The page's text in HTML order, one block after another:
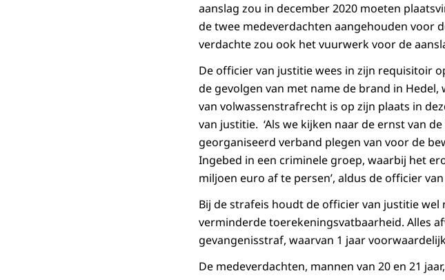
aanslag zou in december 2020 moeten
de twee medeverdachten aangehouden voor
verdachte zou ook het vuurwerk voor de
De officier van justitie wees in zijn requisitoir
de gevolgen van met name de brand in
van volwassenstrafrecht is op zijn plaats in
van justitie. ‘Als we kijken naar de ernst van
georganiseerd verband plegen van voor de
Ingebed in een criminele groep, waarbij het
miljoen euro af te persen’, aldus de officier
Bij de strafeis houdt de officier van justitie
verminderde toerekeningsvatbaarheid. Alles
gevangenisstraf, waarvan 1 jaar
De medeverdachten, mannen van 20 en 21